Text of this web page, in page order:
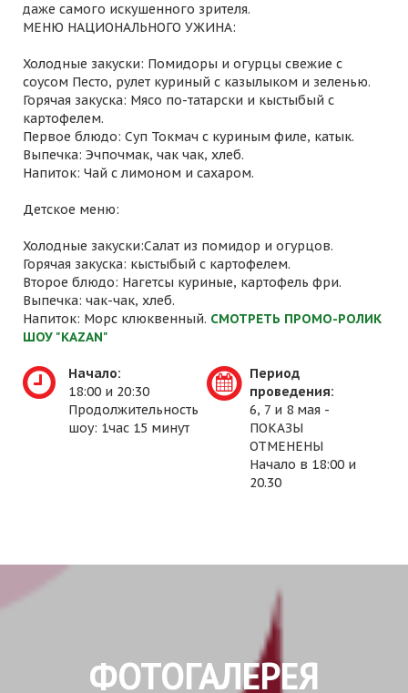
даже самого искушенного зрителя.
МЕНЮ НАЦИОНАЛЬНОГО УЖИНА:
Холодные закуски: Помидоры и огурцы свежие с
соусом Песто, рулет куриный с казылыком и зеленью.
Горячая закуска: Мясо по-татарски и кыстыбый с
картофелем.
Первое блюдо: Суп Токмач с куриным филе, катык.
Выпечка: Эчпочмак, чак чак, хлеб.
Напиток: Чай с лимоном и сахаром.
Детское меню:
Холодные закуски:Салат из помидор и огурцов.
Горячая закуска: кыстыбый с картофелем.
Второе блюдо: Нагетсы куриные, картофель фри.
Выпечка: чак-чак, хлеб.
Напиток: Морс клюквенный. СМОТРЕТЬ ПРОМО-РОЛИК
ШОУ "KAZAN"
Начало:
18:00 и 20:30
Продолжительность
шоу: 1час 15 минут
Период
проведения:
6, 7 и 8 мая -
ПОКАЗЫ
ОТМЕНЕНЫ
Начало в 18:00 и
20.30
ФОТОГАЛЕРЕЯ